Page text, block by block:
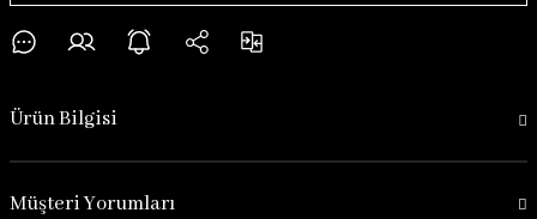
Ürün Bilgisi
Müşteri Yorumları